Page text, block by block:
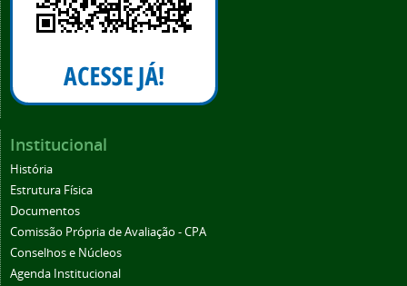
Institucional
História
Estrutura Física
Documentos
Comissão Própria de Avaliação - CPA
Conselhos e Núcleos
Agenda Institucional